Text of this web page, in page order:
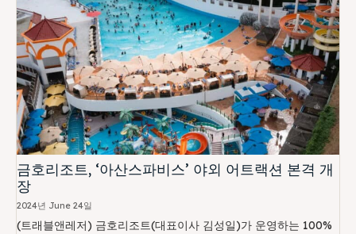
금호리조트, ‘아산스파비스’ 야외 어트랙션 본격 개
장
2024년 June 24일
(트래블앤레저) 금호리조트(대표이사 김성일)가 운영하는 100%